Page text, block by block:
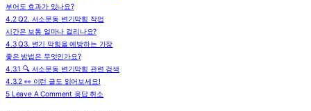
부어도 효과가 있나요?
4.2 Q2. 서소문동 변기막힘 작업
시간은 보통 얼마나 걸리나요?
4.3 Q3. 변기 막힘을 예방하는 가장
좋은 방법은 무엇인가요?
4.3.1 🔍 서소문동 변기막힘 관련 검색
4.3.2 👀 이런 글도 읽어보세요!
5 Leave A Comment 응답 취소